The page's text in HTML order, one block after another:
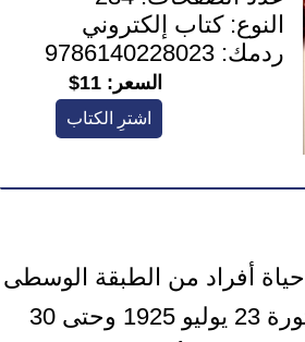
النوع:كتاب إلكتروني
ردمك: 9786140228023
السعر: 11$
اشترِ الكتاب
حياة أفراد من الطبقة الوسطى
المصرية منذ قيام ثورة 23 يوليو 1925 وحتى 30